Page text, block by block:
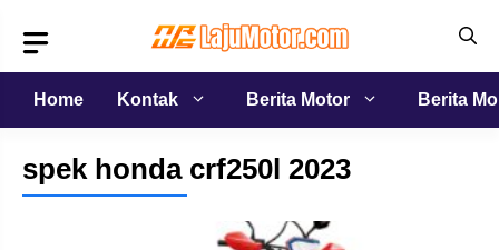
isi
Home
Kontak Berita Motor Berita
spek honda crf250l 2023